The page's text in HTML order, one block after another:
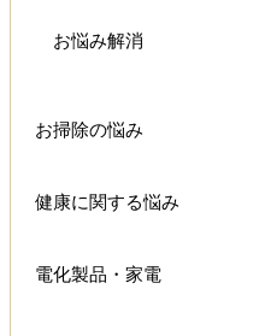
お悩み解消
お掃除の悩み
健康に関する悩み
電化製品・家電